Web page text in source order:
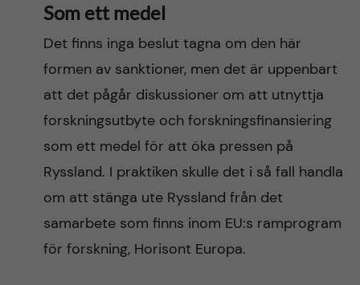
Som ett medel
Det finns inga beslut tagna om den här
formen av sanktioner, men det är uppenbart
att det pågår diskussioner om att utnyttja
forskningsutbyte och forskningsfinansiering
som ett medel för att öka pressen på
Ryssland. I praktiken skulle det i så fall handla
om att stänga ute Ryssland från det
samarbete som finns inom EU:s ramprogram
för forskning, Horisont Europa.